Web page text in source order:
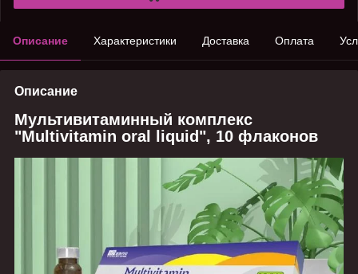
Описание Характеристики Доставка Оплата
Описание
Мультивитаминный комплекс
"Multivitamin oral liquid", 10 флаконов